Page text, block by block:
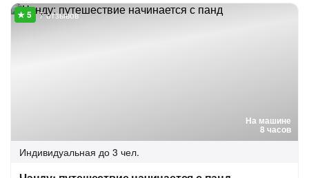
На машине
8 часов
7 отзывов
Индивидуальная до 3 чел.